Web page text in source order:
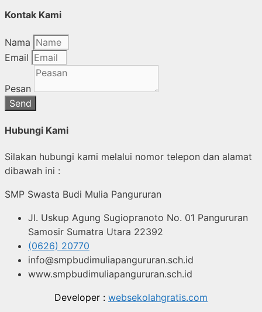
Kontak Kami
Nama
Email
Pesan
Send
Hubungi Kami
Silakan hubungi kami melalui nomor telepon dan alamat
dibawah ini :
SMP Swasta Budi Mulia Pangururan
Jl. Uskup Agung Sugiopranoto No. 01 Pangururan
Samosir Sumatra Utara 22392
(0626) 20770
info@smpbudimuliapangururan.sch.id
www.smpbudimuliapangururan.sch.id
Developer : websekolahgratis.com